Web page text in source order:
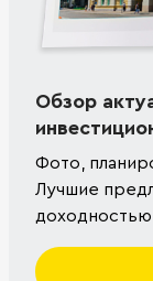
Обзор
Фото,
Лучшие
доходностью